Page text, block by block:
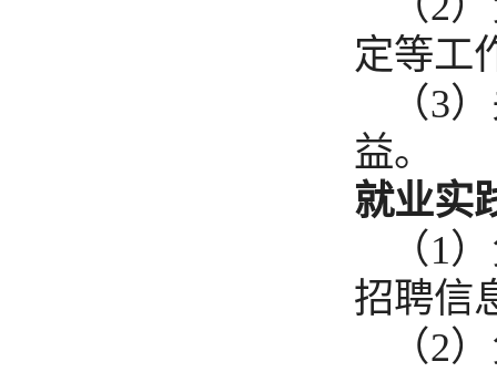
定等工
（3
益。
就业实
（1
招聘信
（2